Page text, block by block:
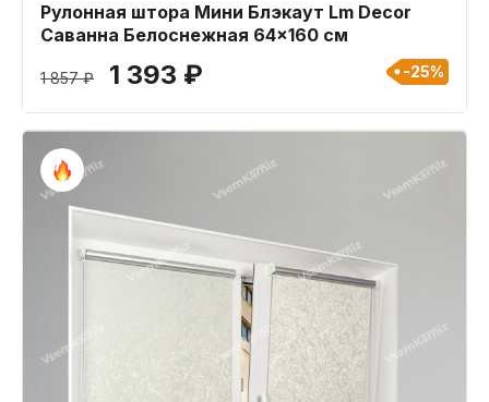
Рулонная штора Мини Блэкаут Lm Decor
Саванна Белоснежная 64x160 см
1 857 ₽ 1 393 ₽ -25%